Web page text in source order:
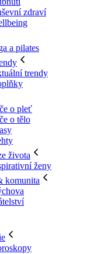
zdraví
a pilates
trendy
o pleť
o tělo
života
ženy
komunita